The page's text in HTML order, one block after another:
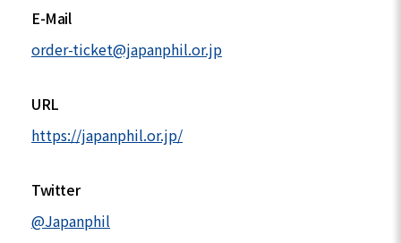
E-Mail
order-ticket@japanphil.or.jp
URL
https://japanphil.or.jp/
Twitter
@Japanphil